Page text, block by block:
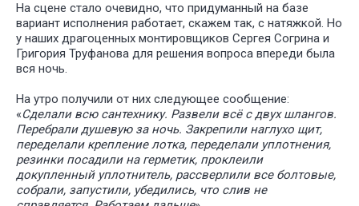
На сцене стало очевидно, что придуманный на базе
вариант исполнения работает, скажем так, с натяжкой. Но
у наших драгоценных монтировщиков Сергея Согрина и
Григория Труфанова для решения вопроса впереди была
вся ночь.
На утро получили от них следующее сообщение:
«Сделали всю сантехнику. Развели всё с двух шлангов.
Перебрали душевую за ночь. Закрепили наглухо щит,
переделали крепление лотка, переделали уплотнения,
резинки посадили на герметик, проклеили
докупленный уплотнитель, рассверлили все болтовые,
собрали, запустили, убедились, что слив не